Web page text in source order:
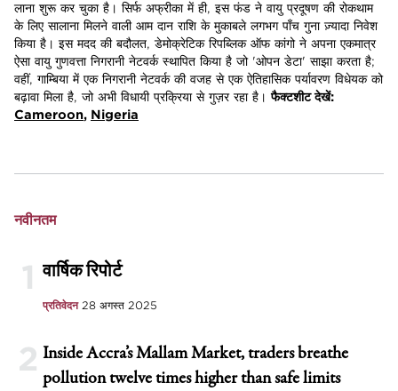
लाना शुरू कर चुका है। सिर्फ अफ्रीका में ही, इस फंड ने वायु प्रदूषण की रोकथाम
के लिए सालाना मिलने वाली आम दान राशि के मुकाबले लगभग पाँच गुना ज़्यादा निवेश
किया है। इस मदद की बदौलत, डेमोक्रेटिक रिपब्लिक ऑफ कांगो ने अपना एकमात्र
ऐसा वायु गुणवत्ता निगरानी नेटवर्क स्थापित किया है जो 'ओपन डेटा' साझा करता है;
वहीं, गाम्बिया में एक निगरानी नेटवर्क की वजह से एक ऐतिहासिक पर्यावरण विधेयक को
बढ़ावा मिला है, जो अभी विधायी प्रक्रिया से गुज़र रहा है।फैक्टशीट देखें:
Cameroon, Nigeria
नवीनतम
1 वार्षिक रिपोर्ट
प्रतिवेदन 28 अगस्त 2025
2 Inside Accra’s Mallam Market, traders breathe
pollution twelve times higher than safe limits